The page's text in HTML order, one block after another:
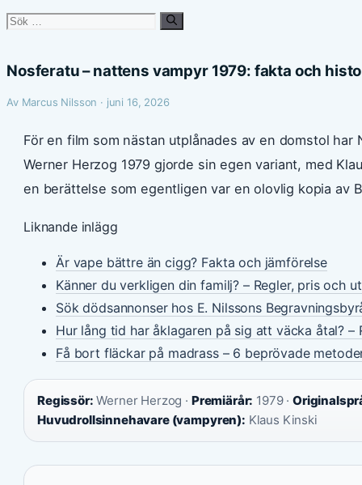
Sök
Nosferatu – nattens vampyr 1979: fakta och
Av Marcus Nilsson · juni 16, 2026
För en film som nästan utplånades av en domstol
Werner Herzog 1979 gjorde sin egen variant, med
en berättelse som egentligen var en olovlig kopia av
Liknande inlägg
Är vape bättre än cigg? Fakta och jämförelse
Känner du verkligen din familj? – Regler, pris och
Sök dödsannonser hos E. Nilssons
Hur lång tid har åklagaren på sig att väcka åtal? –
Få bort fläckar på madrass – 6 beprövade
Regissör: Werner Herzog · Premiärår: 1979 ·
Huvudrollsinnehavare (vampyren): Klaus Kinski